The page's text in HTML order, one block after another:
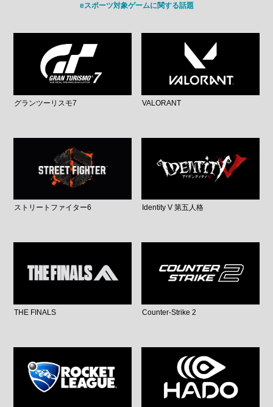
eスポーツ対象ゲームに関する話題
グランツーリスモ7 VALORANT
ストリートファイター6 Identity V 第五人格
THE FINALS Counter-Strike 2